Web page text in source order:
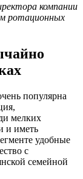
компании
ротационных
популярна
мелких
и иметь
удобные
с
семейной